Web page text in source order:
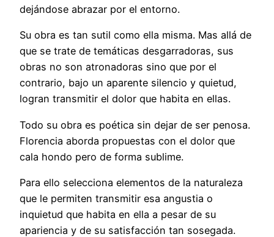
dejándose abrazar por el entorno.
Su obra es tan sutil como ella misma. Mas allá de
que se trate de temáticas desgarradoras, sus
obras no son atronadoras sino que por el
contrario, bajo un aparente silencio y quietud,
logran transmitir el dolor que habita en ellas.
Todo su obra es poética sin dejar de ser penosa.
Florencia aborda propuestas con el dolor que
cala hondo pero de forma sublime.
Para ello selecciona elementos de la naturaleza
que le permiten transmitir esa angustia o
inquietud que habita en ella a pesar de su
apariencia y de su satisfacción tan sosegada.